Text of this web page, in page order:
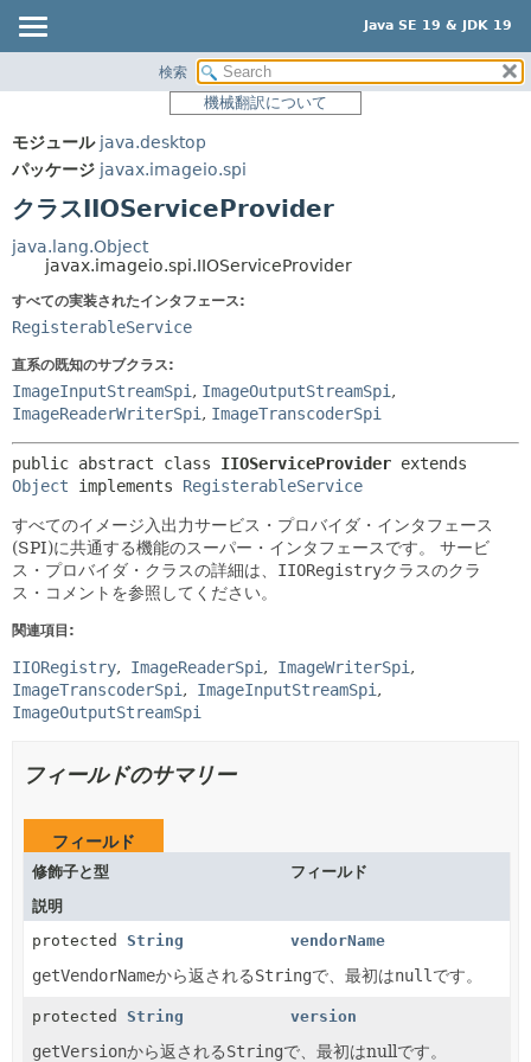
Java SE 19 & JDK 19
パッケージ
使用
ツリー
プレビュー
新規
非推奨
索引
ヘルプ
サマリー:
ネスト済
メソッド
詳細:
検索
機械翻訳について
モジュール java.desktop
パッケージ javax.imageio.spi
クラスIIOServiceProvider
java.lang.Object
javax.imageio.spi.IIOServiceProvider
すべての実装されたインタフェース:
RegisterableService
直系の既知のサブクラス:
ImageInputStreamSpi , ImageOutputStreamSpi ,
ImageReaderWriterSpi , ImageTranscoderSpi
public abstract class IIOServiceProvider
Object implements RegisterableService
すべてのイメージ入出力サービス・プロバイダ・インタフェース
(SPI)に共通する機能のスーパー・インタフェースです。
サービ
ス・プロバイダ・クラスの詳細は、 IIORegistryクラスのクラ
ス・コメントを参照してください。
関連項目:
IIORegistry ImageReaderSpi
ImageWriterSpi
ImageTranscoderSpi
ImageInputStreamSpi
ImageOutputStreamSpi
フィールドのサマリー
フィールド
修飾子と型
フィールド
説明
protected String vendorName
getVendorNameから返されるStringで、最初はnull です。
protected String version
getVersionから返されるStringで、最初はnullです。